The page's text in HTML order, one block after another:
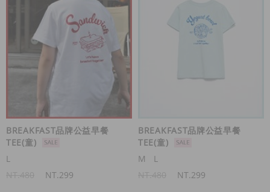
BREAKFAST品牌公益早餐
TEE(童)
L
NT.299
BREAKFAST品牌公益早餐
TEE(童)
M
L
NT.299